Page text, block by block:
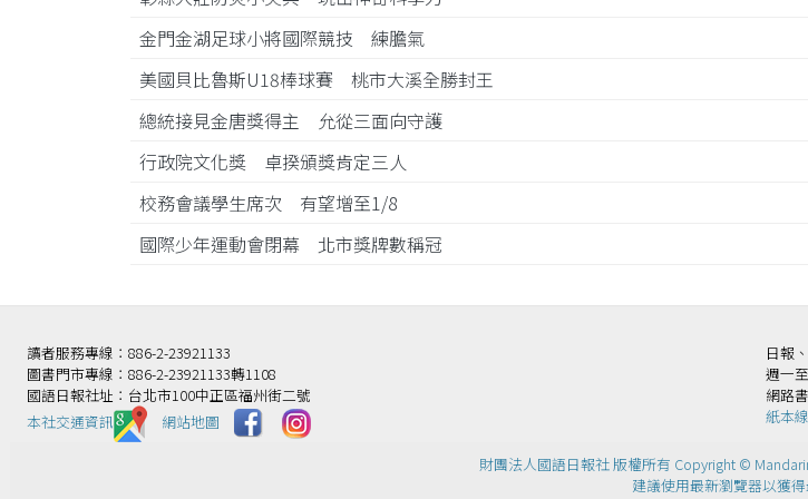
金門金湖足球小將國際競技 練膽氣
美國貝比魯斯U18棒球賽 桃市大溪全勝封王
總統接見金唐獎得主 允從三面向守護
行政院文化獎 卓揆頒獎肯定三人
校務會議學生席次 有望增至1/8
國際少年運動會閉幕 北市獎牌數稱冠
讀者服務專線：886-2-23921133
圖書門市專線：886-2-23921133轉1108
國語日報社址：台北市100中正區福州街二號
本社交通資訊️
網站地圖
日報
週一
網路
紙本
財團法人國語日報社 版權所有 Copyright ©
建議使用最新瀏覽器以獲